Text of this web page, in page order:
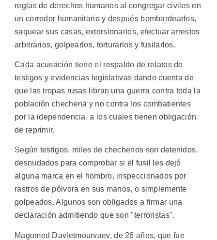
reglas de derechos humanos al congregar civiles en
un corredor humanitario y después bombardearlos,
saquear sus casas, extorsionarlos, efectuar arrestos
arbitrarios, golpearlos, torturarlos y fusilarlos.
Cada acusación tiene el respaldo de relatos de
testigos y evidencias legislativas dando cuenta de
que las tropas rusas libran una guerra contra toda la
población chechena y no contra los combatientes
por la idependencia, a los cuales tienen obligación
de reprimir.
Según testigos, miles de chechenos son detenidos,
desnudados para comprobar si el fusil les dejó
alguna marca en el hombro, inspeccionados por
rastros de pólvora en sus manos, o simplemente
golpeados. Algunos son obligados a firmar una
declaración admitiendo que son "terroristas".
Magomed Davletmourvaev, de 26 años, que fue